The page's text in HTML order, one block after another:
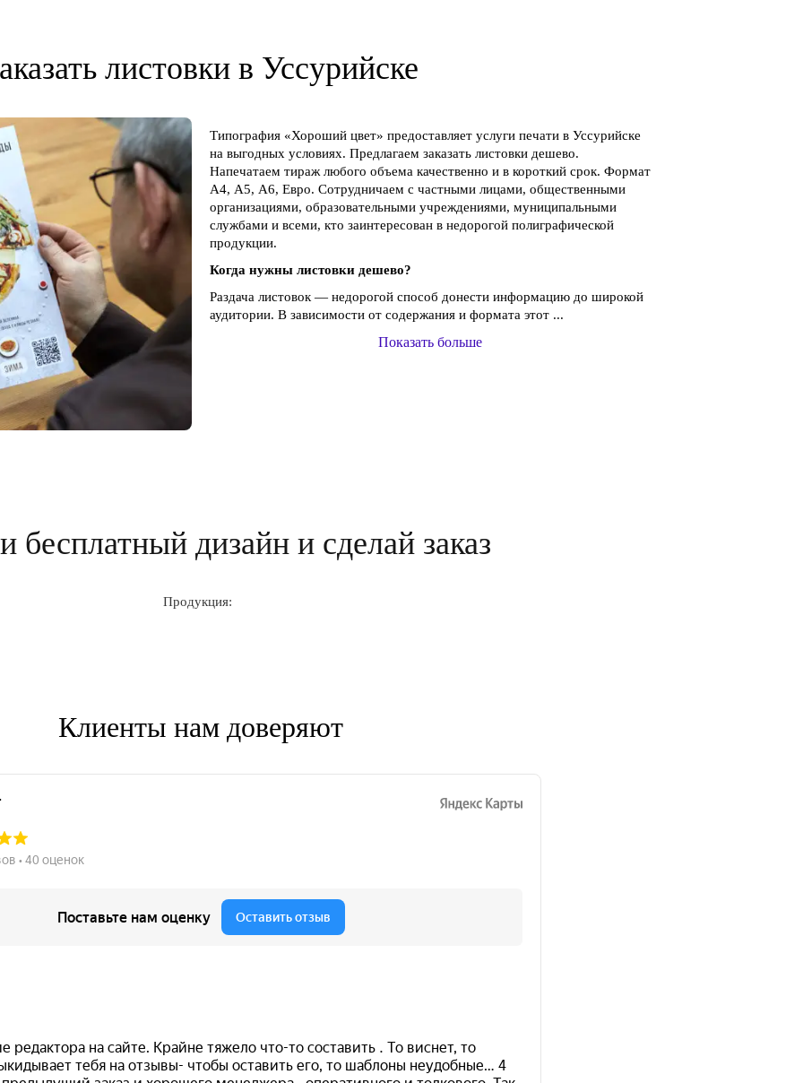
листовки в Уссурийске
Типография «Хороший цвет» предоставляет услуги печати в Уссурийске
на выгодных условиях. Предлагаем заказать листовки дешево.
Напечатаем тираж любого объема качественно и в короткий срок. Формат
А4, А5, А6, Евро. Сотрудничаем с частными лицами, общественными
организациями, образовательными учреждениями, муниципальными
службами и всеми, кто заинтересован в недорогой полиграфической
продукции.
Когда нужны листовки дешево?
Раздача листовок — недорогой способ донести информацию до широкой
аудитории. В зависимости от содержания и формата этот ...
Показать больше
бесплатный дизайн и сделай заказ
Продукция:
Клиенты нам доверяют